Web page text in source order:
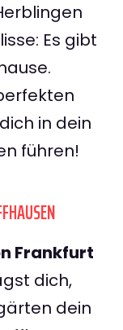
Es gibt
in dein
führen!
Frankfurt
dich,
dein